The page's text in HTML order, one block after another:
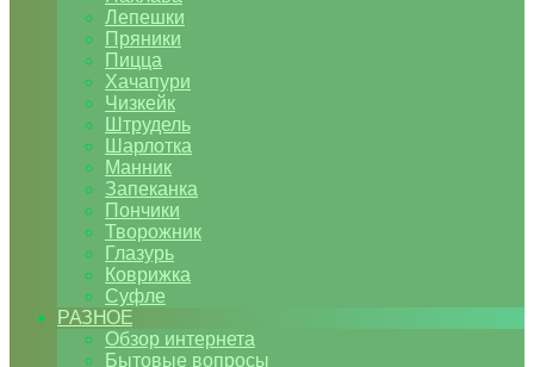
Лепешки
Пряники
Пицца
Хачапури
Чизкейк
Штрудель
Шарлотка
Манник
Запеканка
Пончики
Творожник
Глазурь
Коврижка
Суфле
РАЗНОЕ
Обзор интернета
Бытовые вопросы